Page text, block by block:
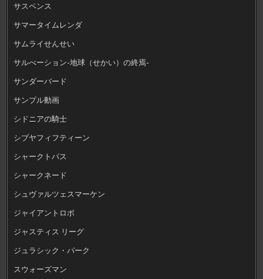
サスペンス
サマータイムレンダ
サムライせんせい
サルべーション-地球（せかい）の終焉-
サンダーバード
サンプル動画
シドニアの騎士
シブヤフィフティーン
シャークトパス
シャークネード
シュヴァルツェスマーケン
ジャイアントロボ
ジャスティス リーグ
ジュラシック・パーク
スウォーズマン